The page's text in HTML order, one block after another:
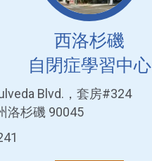
西洛杉磯
自閉症學習中心
Blvd.，套房#324
洛杉磯 90045